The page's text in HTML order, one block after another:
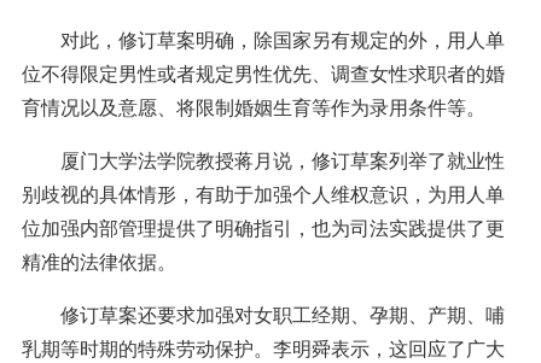
对此，修订草案明确，除国家另有规定的外，用人单
位不得限定男性或者规定男性优先、调查女性求职者的婚
育情况以及意愿、将限制婚姻生育等作为录用条件等。
厦门大学法学院教授蒋月说，修订草案列举了就业性
别歧视的具体情形，有助于加强个人维权意识，为用人单
位加强内部管理提供了明确指引，也为司法实践提供了更
精准的法律依据。
修订草案还要求加强对女职工经期、孕期、产期、哺
乳期等时期的特殊劳动保护。李明舜表示，这回应了广大